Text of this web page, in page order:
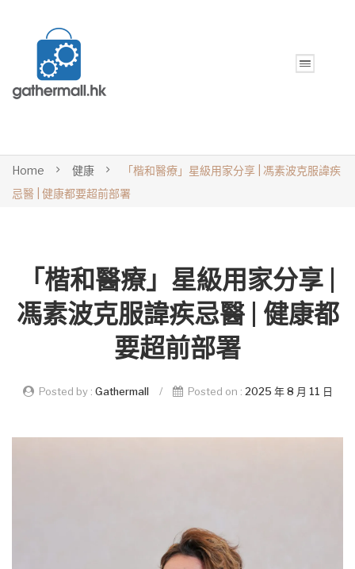
Home 健康
「楷和醫療」星級用家分享 | 馮素波克服諱疾
忌醫 | 健康都要超前部署
「楷和醫療」星級用家分享 |
馮素波克服諱疾忌醫 | 健康都
要超前部署
Posted by : Gathermall / Posted on : 2025 年 8 月 11 日